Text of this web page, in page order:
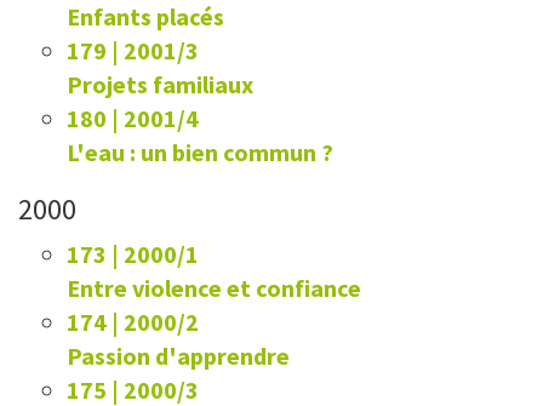
Enfants placés
179 | 2001/3
Projets familiaux
180 | 2001/4
L'eau : un bien commun ?
2000
173 | 2000/1
Entre violence et confiance
174 | 2000/2
Passion d'apprendre
175 | 2000/3